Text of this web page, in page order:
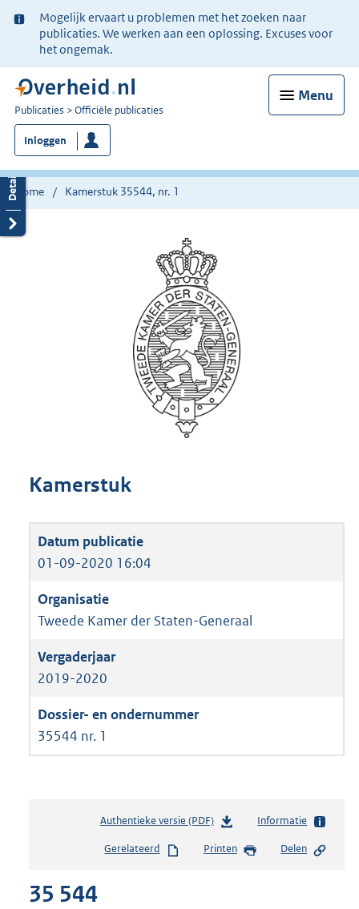
Ter
informatie:
Mogelijk ervaart u problemen met het zoeken naar
publicaties. We werken aan een oplossing. Excuses voor
het ongemak.
Menu
U
bent
nu
hier:
Publicaties Officiële publicaties
Inloggen
Home Kamerstuk 35544, nr. 1
Kamerstuk
01-09-2020 16:04
Tweede Kamer der Staten-Generaal
2019-2020
35544 nr. 1
Authentieke versie (PDF)b
s
Informatie
Gerelateerd Printen Delen
35 544